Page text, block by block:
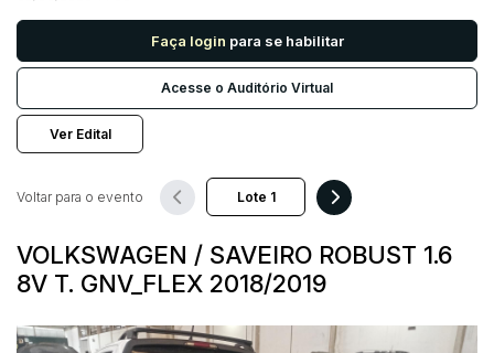
Faça login para se habilitar
Acesse o Auditório Virtual
Ver Edital
VOLKSWAGEN / SAVEIRO ROBUST 1.6
8V T. GNV_FLEX 2018/2019
Voltar para o evento